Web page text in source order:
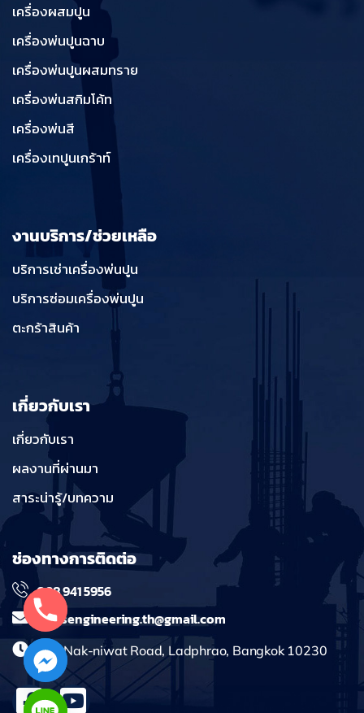
เครื่องผสมปูน
เครื่องพ่นปูนฉาบ
เครื่องพ่นปูนผสมทราย
เครื่องพ่นสกิมโค้ท
เครื่องพ่นสี
เครื่องเทปูนเกร้าท์
งานบริการ/ช่วยเหลือ
บริการเช่าเครื่องพ่นปูน
บริการซ่อมเครื่องพ่นปูน
ตะกร้าสินค้า
เกี่ยวกับเรา
เกี่ยวกับเรา
ผลงานที่ผ่านมา
สาระน่ารู้/บทความ
ช่องทางการติดต่อ
098 941 5956
massengineering.th@gmail.com
241 Nak-niwat Road, Ladphrao, Bangkok 10230